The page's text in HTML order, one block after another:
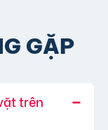
GẶP
trên